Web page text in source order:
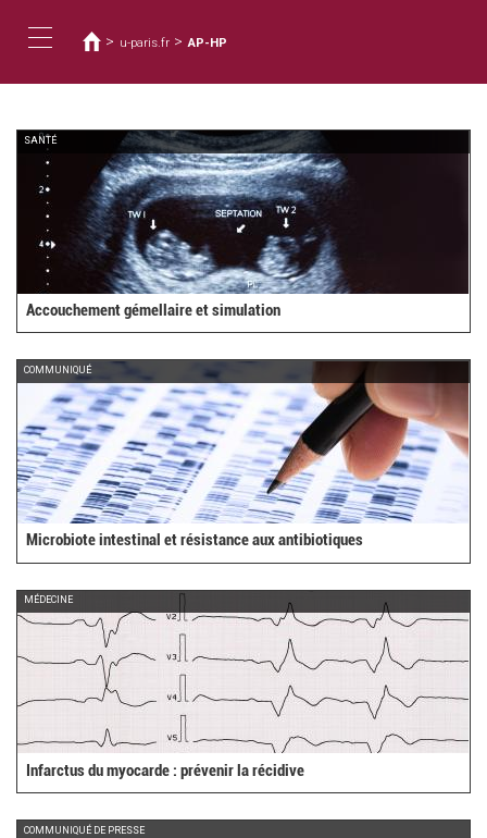
容
navigation
在
這
裡
> u-paris.fr > AP-HP
SANTÉ
Accouchement gémellaire et simulation
COMMUNIQUÉ
Microbiote intestinal et résistance aux antibiotiques
MÉDECINE
Infarctus du myocarde : prévenir la récidive
COMMUNIQUÉ DE PRESSE